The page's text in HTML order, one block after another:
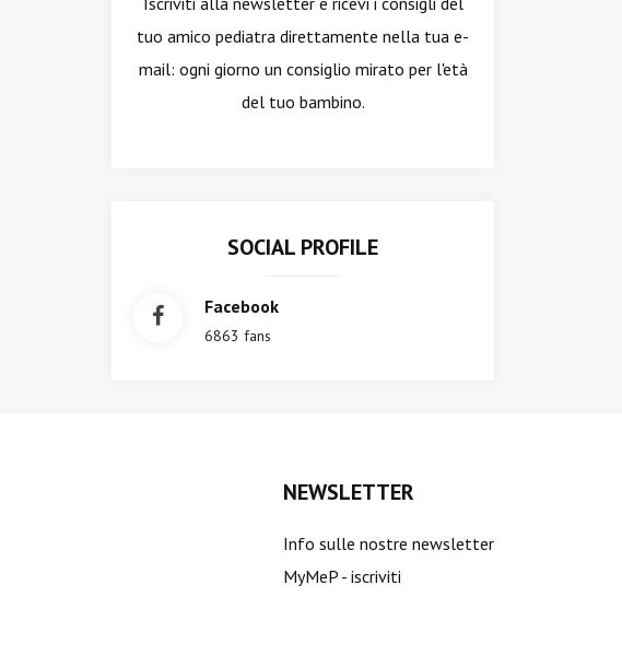
tuo amico pediatra direttamente nella tua e-
mail: ogni giorno un consiglio mirato per l'età
del tuo bambino.
SOCIAL PROFILE
Facebook
6863 fans
NEWSLETTER
Info sulle nostre newsletter
MyMeP - iscriviti